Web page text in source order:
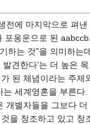
에 마지막으로 펴
옹운으로 된
하는 것”을 의미하
견한다’는 더 높
된 체념이라는 주
세계영혼을 부른다
개별자들을 그보
을 창조하고 있고